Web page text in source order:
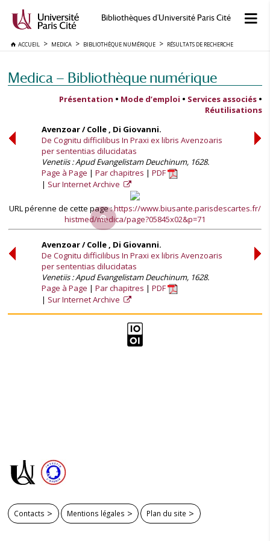
Bibliothèques d'Université Paris Cité
ACCUEIL MEDICA BIBLIOTHÈQUE NUMÉRIQUE RÉSULTATS DE RECHERCHE
Medica — Bibliothèque numérique
Présentation • Mode d’emploi • Services associés •
Réutilisations
Avenzoar / Colle , Di Giovanni.
De Cognitu difficilibus In Praxi ex libris Avenzoaris
per sententias dilucidatas
Venetiis : Apud Evangelistam Deuchinum, 1628.
Page à Page
Par chapitres
PDF
Sur Internet Archive
URL pérenne de cette page :https://www.biusante.parisdescartes.fr/
histmed/medica/page?05845x02&p=71
Avenzoar / Colle , Di Giovanni.
De Cognitu difficilibus In Praxi ex libris Avenzoaris
per sententias dilucidatas
Venetiis : Apud Evangelistam Deuchinum, 1628.
Page à Page
Par chapitres
PDF
Sur Internet Archive
Contacts Mentions légales Plan du site